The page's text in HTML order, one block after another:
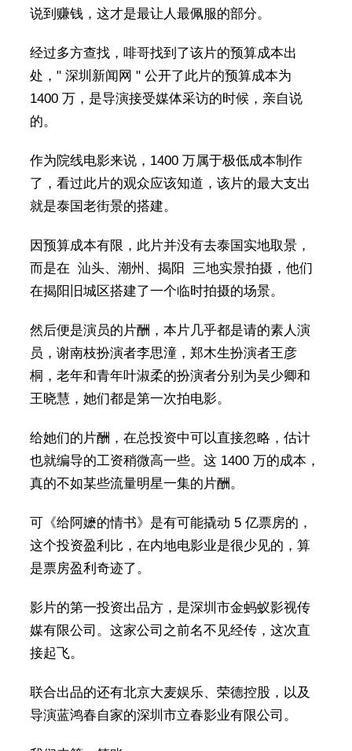
说到赚钱，这才是最让人最佩服的部分。
经过多方查找，啡哥找到了该片的预算成本出
处，" 深圳新闻网 " 公开了此片的预算成本为
1400 万，是导演接受媒体采访的时候，亲自说
的。
作为院线电影来说，1400 万属于极低成本制作
了，看过此片的观众应该知道，该片的最大支出
就是泰国老街景的搭建。
因预算成本有限，此片并没有去泰国实地取景，
而是在 ‌ 汕头、潮州、揭阳 ‌ 三地实景拍摄，他们
在揭阳旧城区搭建了一个临时拍摄的场景。
然后便是演员的片酬，本片几乎都是请的素人演
员，谢南枝扮演者李思潼，郑木生扮演者王彦
桐，老年和青年叶淑柔的扮演者分别为吴少卿和
王晓慧，她们都是第一次拍电影。
给她们的片酬，在总投资中可以直接忽略，估计
也就编导的工资稍微高一些。这 1400 万的成本，
真的不如某些流量明星一集的片酬。
可《给阿嬷的情书》是有可能撬动 5 亿票房的，
这个投资盈利比，在内地电影业是很少见的，算
是票房盈利奇迹了。
影片的第一投资出品方，是深圳市金蚂蚁影视传
媒有限公司。这家公司之前名不见经传，这次直
接起飞。
联合出品的还有北京大麦娱乐、荣德控股，以及
导演蓝鸿春自家的深圳市立春影业有限公司。